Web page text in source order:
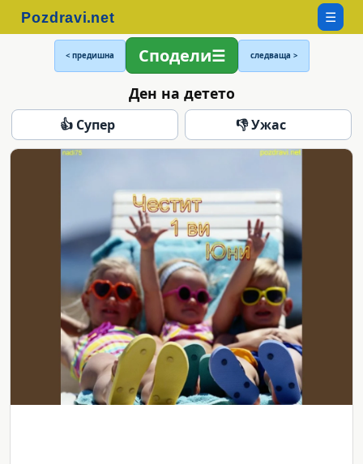
☰
< предишна Сподели следваща >
Ден на детето
👍 Супер 👎 Ужас